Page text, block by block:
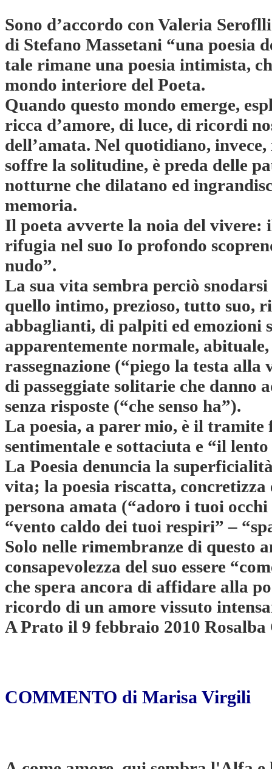
Sono d’accordo con Valeria
di Stefano Massetani “una poesia
tale rimane una poesia intimista,
mondo interiore del Poeta.
Quando questo mondo emerge,
ricca d’amore, di luce, di ricordi
dell’amata. Nel quotidiano, invece,
soffre la solitudine, è preda delle
notturne che dilatano ed
memoria.
Il poeta avverte la noia del vivere:
rifugia nel suo Io profondo
nudo”.
La sua vita sembra perciò
quello intimo, prezioso, tutto suo,
abbaglianti, di palpiti ed emozioni
apparentemente normale,
rassegnazione (“piego la testa
di passeggiate solitarie che danno
senza risposte (“che senso ha”).
La poesia, a parer mio, è il tramite
sentimentale e sottaciuta e “il
La Poesia denuncia la
vita; la poesia riscatta, concretizza
persona amata (“adoro i tuoi
“vento caldo dei tuoi respiri” –
Solo nelle rimembranze di questo
consapevolezza del suo essere
che spera ancora di affidare alla
ricordo di un amore vissuto
A Prato il 9 febbraio 2010 Rosalba
COMMENTO di Marisa Virgili